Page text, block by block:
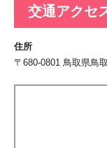
交通アクセ
住所
〒680-0801 鳥取県鳥